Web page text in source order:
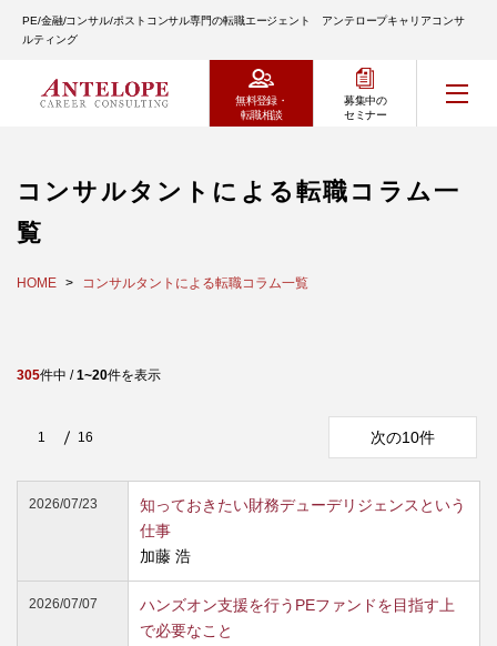
PE/金融/コンサル/ポストコンサル専門の転職エージェント アンテロープキャリアコンサ
ルティング
無料登録・
転職相談
募集中の
セミナー
コンサルタントによる転職コラム一
覧
HOME コンサルタントによる転職コラム一覧
305件中 /1~20件を表示
1 16 次の10件
2026/07/23
知っておきたい財務デューデリジェンスという
仕事
加藤 浩
2026/07/07
ハンズオン支援を行うPEファンドを目指す上
で必要なこと